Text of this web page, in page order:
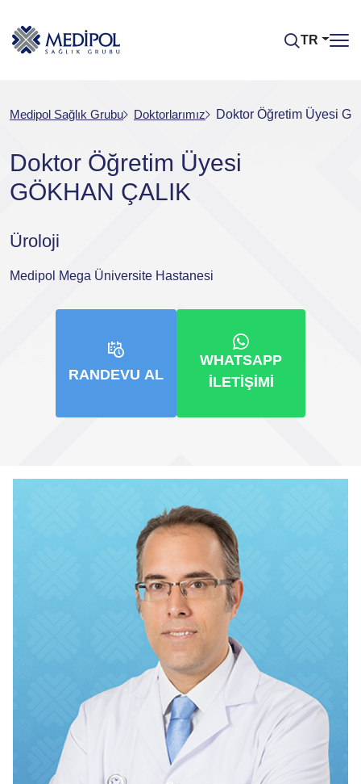
TR
Medipol Sağlık Grubu Doktorlarımız Doktor Öğretim Üyesi
Doktor Öğretim Üyesi
GÖKHAN ÇALIK
Üroloji
Medipol Mega Üniversite Hastanesi
RANDEVU AL
WHATSAPP
İLETIŞIMI